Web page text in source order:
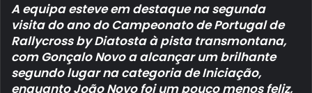
A equipa esteve em destaque na segunda
visita do ano do Campeonato de Portugal de
Rallycross by Diatosta à pista transmontana,
com Gonçalo Novo a alcançar um brilhante
segundo lugar na categoria de Iniciação,
enquanto João Novo foi um pouco menos feliz,